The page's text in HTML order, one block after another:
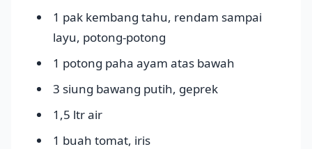
1 pak kembang tahu, rendam sampai
layu, potong-potong
1 potong paha ayam atas bawah
3 siung bawang putih, geprek
1,5 ltr air
1 buah tomat, iris